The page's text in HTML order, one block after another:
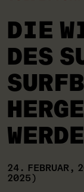
DIE
DES
24. FEBRUAR,
2025)